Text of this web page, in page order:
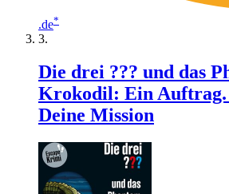
.de*
Die drei ??? und das
Krokodil: Ein Auftrag.
Deine Mission